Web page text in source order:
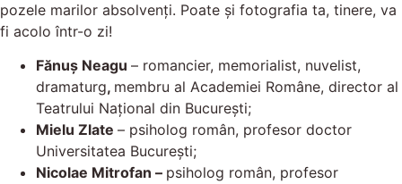
pozele marilor absolvenți. Poate și fotografia ta, tinere, va
fi acolo într-o zi!
Fănuş Neagu – romancier, memorialist, nuvelist,
dramaturg, membru al Academiei Române, director al
Teatrului Naţional din Bucureşti;
Mielu Zlate – psiholog român, profesor doctor
Universitatea Bucureşti;
Nicolae Mitrofan – psiholog român, profesor